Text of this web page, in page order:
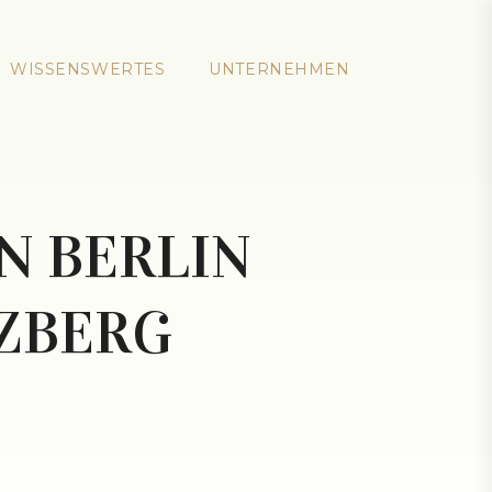
WISSENSWERTES UNTERNEHMEN
BERLIN